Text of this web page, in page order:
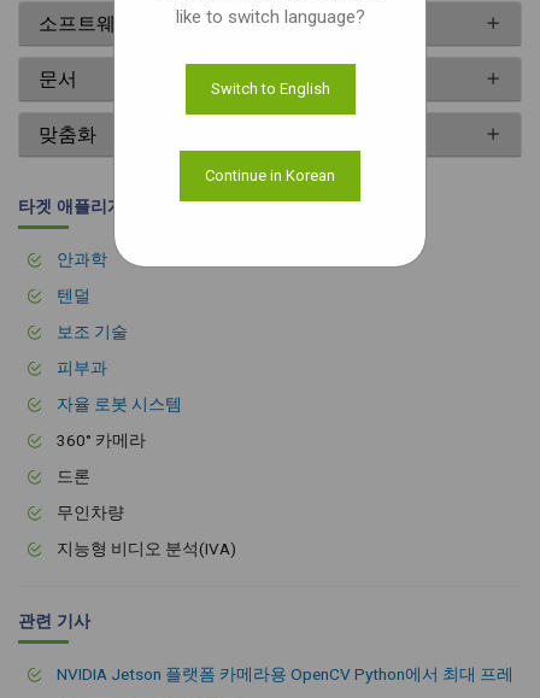
소프트웨어
문서
맞춤화
타겟 애플리게션
안과학
텐덜
보조 기술
피부과
자율 로봇 시스템
360° 카메라
드론
무인차량
지능형 비디오 분석(IVA)
관련 기사
NVIDIA Jetson 플랫폼 카메라용 OpenCV Python에서 최대 프레
like to switch language?
Switch to English
Continue in Korean